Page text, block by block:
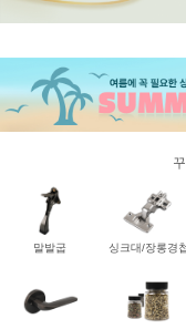
말발굽 싱크대/장롱경